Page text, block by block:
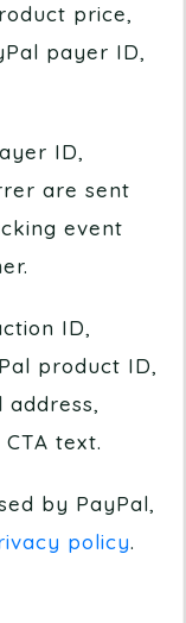
price,
payer ID,
ID,
are sent
event
ID,
product ID,
text.
by PayPal,
policy.